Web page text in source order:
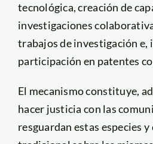
tecnológica, creación de
investigaciones
trabajos de investigación e,
participación en patentes
El mecanismo constituye,
hacer justicia con las
resguardan estas especies